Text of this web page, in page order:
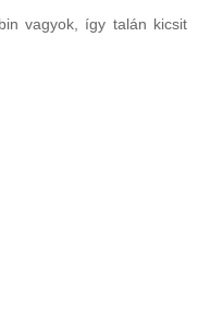
vagyok, így talán kicsit